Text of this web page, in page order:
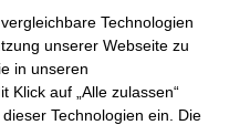
Technologien
unserer Webseite zu
in unseren
Klick auf „Alle zulassen“
Technologien ein. Die